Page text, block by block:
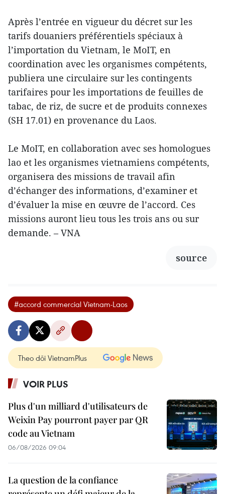
Après l’entrée en vigueur du décret sur les
tarifs douaniers préférentiels spéciaux à
l’importation du Vietnam, le MoIT, en
coordination avec les organismes compétents,
publiera une circulaire sur les contingents
tarifaires pour les importations de feuilles de
tabac, de riz, de sucre et de produits connexes
(SH 17.01) en provenance du Laos.
Le MoIT, en collaboration avec ses homologues
lao et les organismes vietnamiens compétents,
organisera des missions de travail afin
d’échanger des informations, d’examiner et
d’évaluer la mise en œuvre de l’accord. Ces
missions auront lieu tous les trois ans ou sur
demande. – VNA
source
#accord commercial Vietnam-Laos
Theo dõi VietnamPlus
VOIR PLUS
Plus d'un milliard d'utilisateurs de
Weixin Pay pourront payer par QR
code au Vietnam
06/08/2026 09:04
La question de la confiance